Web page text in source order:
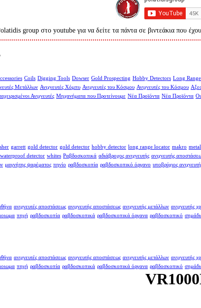
group στο youtube για να δείτε τα πάντα σε βιντεάκια που
Coils Digging Tools Dowser Gold Prospecting Hobby Detectors Long
Μετάλλων Ανιχνευτές Χόμπυ Ανιχνευτές του Κόσμου Ανιχνευτές του Κόσμου
Ανιχνευτές Μηχανήματα που Προτείνουμε Νέα Προϊόντα Νέα Προϊόντα
garrett gold detector gold detector hobby detector long range locator makro
waterproof detector whites Ραβδοσκοπικά αδιάβροχος ανιχνευτής ανιχνευτής
μαγνήτης ψαρέματος πηνίο ραβδοσκοπία ραβδοσκοπικό όργανο υποβρύχιος
ανιχνευτές αποστάσεως ανιχνευτής αποστάσεως ανιχνευτής μετάλλων ανιχνευτής
πηγή ραβδοσκοπία ραβδοσκοπικά ραβδοσκοπικά όργανα ραβδοσκοπικό
ανιχνευτές αποστάσεως ανιχνευτής αποστάσεως ανιχνευτής μετάλλων ανιχνευτής
πηγή ραβδοσκοπία ραβδοσκοπικά ραβδοσκοπικά όργανα ραβδοσκοπικό